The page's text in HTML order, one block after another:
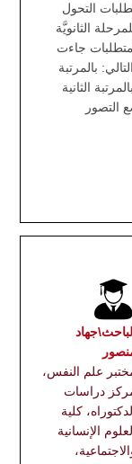
التحول
الثانويَّة
جاءت
بالمرتبة
٢-١ ومقرر الأحياء ٢-٣، وبالمرتبة الثانية
وضع التصور
الباحث\جهاد
علم النفس،
دراسات
كلية
الإنسانية